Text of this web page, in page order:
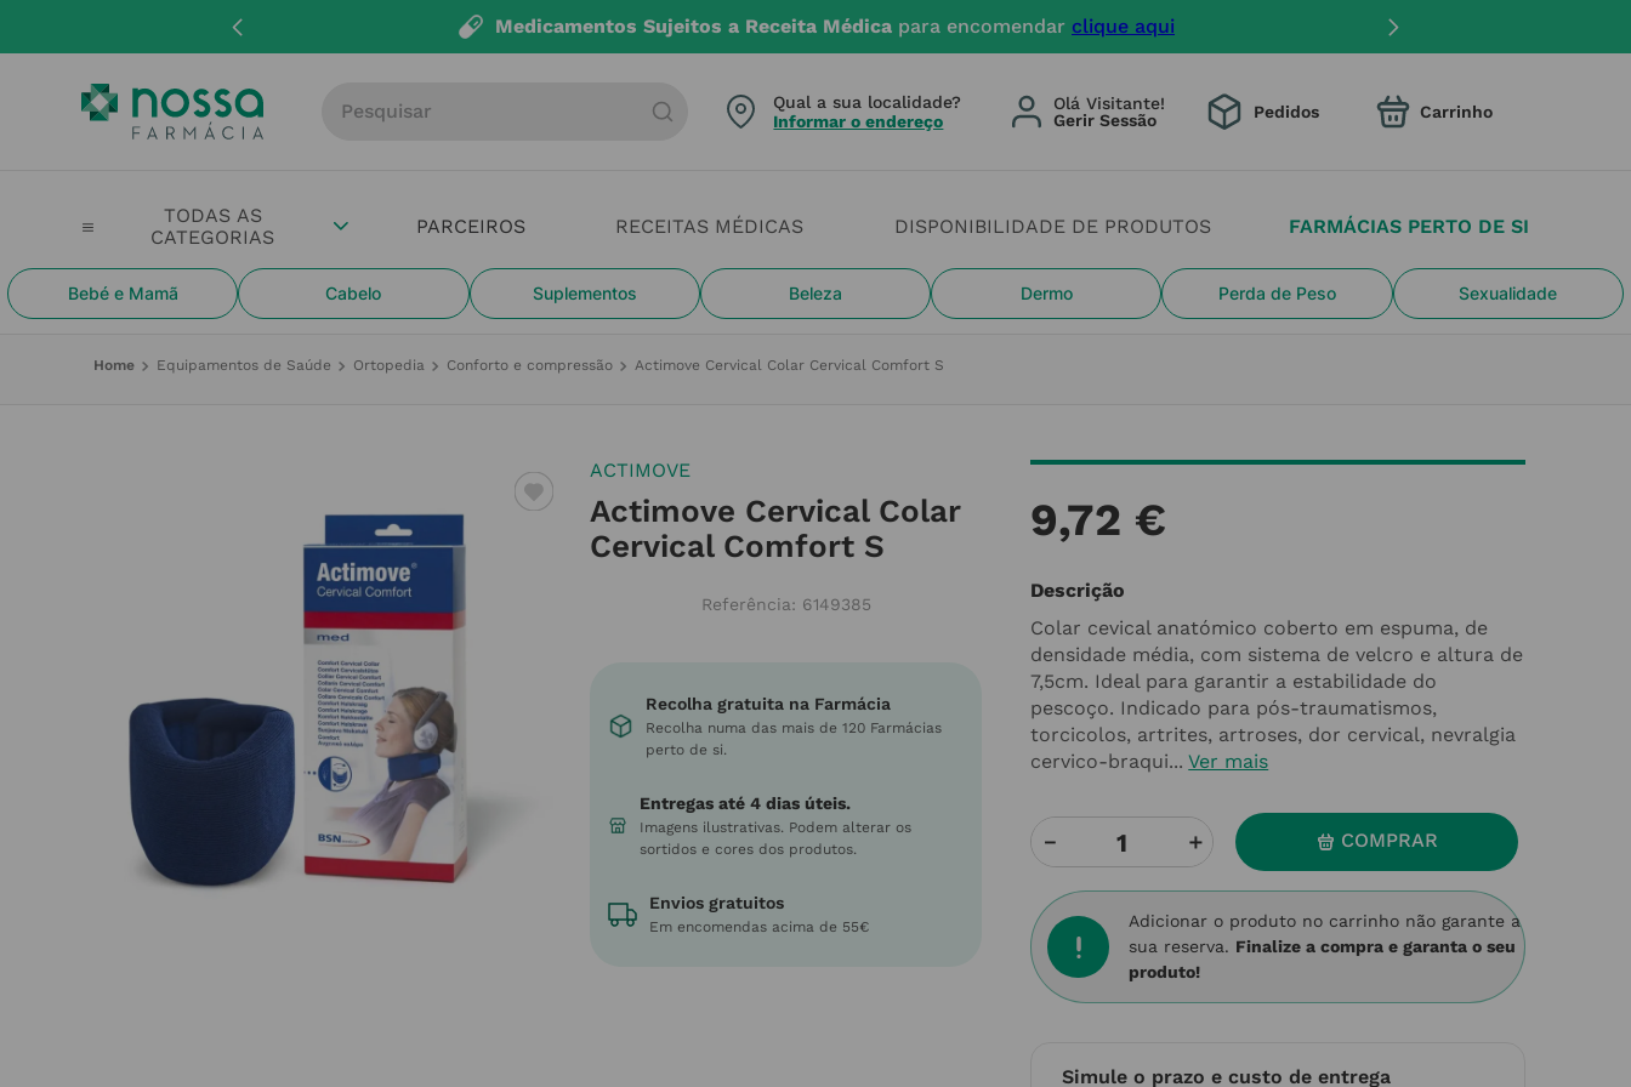
Entregas até 4 dias úteis. Devido aos cheias estamos com constrangimento na entrega.
PARCEIROS RECEITAS MÉDICAS DISPONIBILIDADE DE PRODUTOS FARMÁCIAS PERTO DE SI
Bebé e Mamã Cabelo Suplementos Beleza Dermo Perda de Peso Sexualidade
Qual a sua localidade?
Informar o endereço
Olá Visitante! Pedidos
Equipamentos de Saúde Ortopedia Conforto e compressão Actimove Cervical Colar Cervical Comfort S
ACTIMOVE
Actimove Cervical Colar
Cervical Comfort S
Referência: 6149385
Recolha gratuita na Farmácia
Recolha numa das mais de 120 Farmácias
perto de si.
Entregas até 4 dias úteis.
Imagens ilustrativas. Podem alterar os
sortidos e cores dos produtos.
Envios gratuitos
Em encomendas acima de 55€
9,72 €
Descrição
Colar cevical anatómico coberto em espuma, de
densidade média, com sistema de velcro e altura de
7,5cm. Ideal para garantir a estabilidade do
pescoço. Indicado para pós-traumatismos,
torcicolos, artrites, artroses, dor cervical, nevralgia
cervico-braqui... Ver mais
＋
－ COMPRAR
Adicionar o produto no carrinho não garante a
sua reserva. Finalize a compra e garanta o seu
produto!
Simule o prazo e custo de entrega